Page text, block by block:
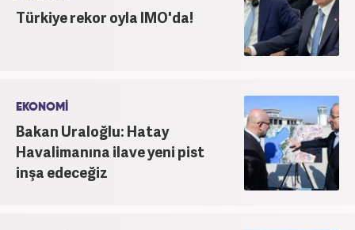
Türkiye rekor oyla IMO'da!
EKONOMİ
Bakan Uraloğlu: Hatay
Havalimanına ilave yeni pist
inşa edeceğiz